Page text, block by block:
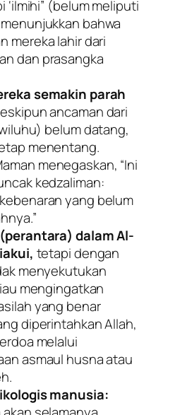
(belum meliputi
bahwa
mereka lahir dari
dan prasangka
semakin parah
ancaman dari
) belum datang,
menentang.
menegaskan, “Ini
kedzaliman:
yang belum
dalam Al-
tetapi dengan
menyekutukan
mengingatkan
yang benar
diperintahkan Allah,
melalui
asmaul husna atau
manusia: